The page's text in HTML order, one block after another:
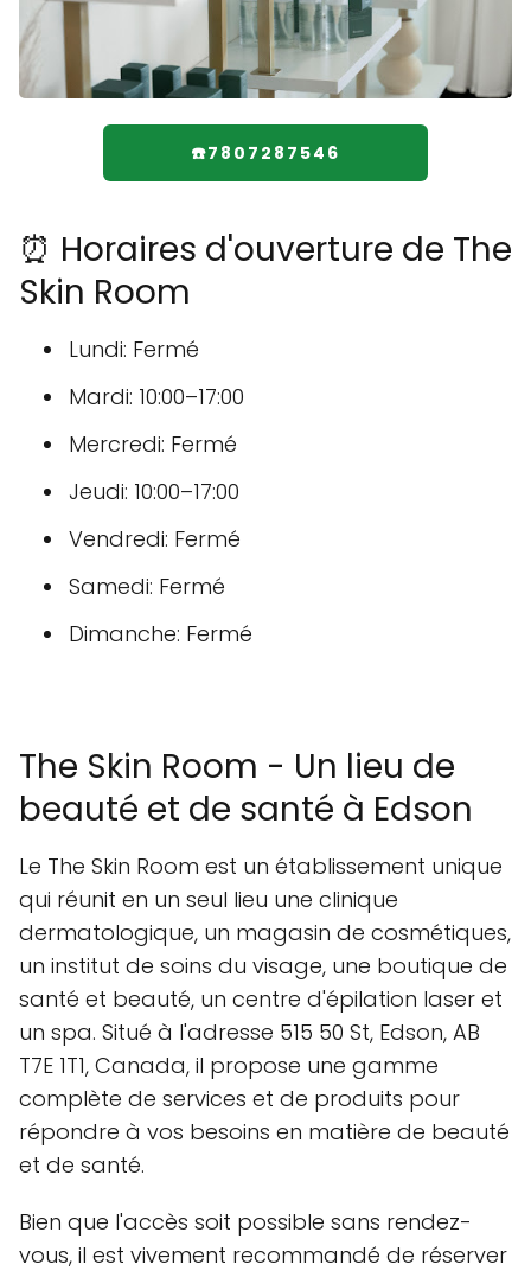
☎️7807287546
⏰ Horaires d'ouverture de The
Skin Room
Lundi: Fermé
Mardi: 10:00–17:00
Mercredi: Fermé
Jeudi: 10:00–17:00
Vendredi: Fermé
Samedi: Fermé
Dimanche: Fermé
The Skin Room - Un lieu de
beauté et de santé à Edson
Le The Skin Room est un établissement unique
qui réunit en un seul lieu une clinique
dermatologique, un magasin de cosmétiques,
un institut de soins du visage, une boutique de
santé et beauté, un centre d'épilation laser et
un spa. Situé à l'adresse 515 50 St, Edson, AB
T7E 1T1, Canada, il propose une gamme
complète de services et de produits pour
répondre à vos besoins en matière de beauté
et de santé.
Bien que l'accès soit possible sans rendez-
vous, il est vivement recommandé de réserver